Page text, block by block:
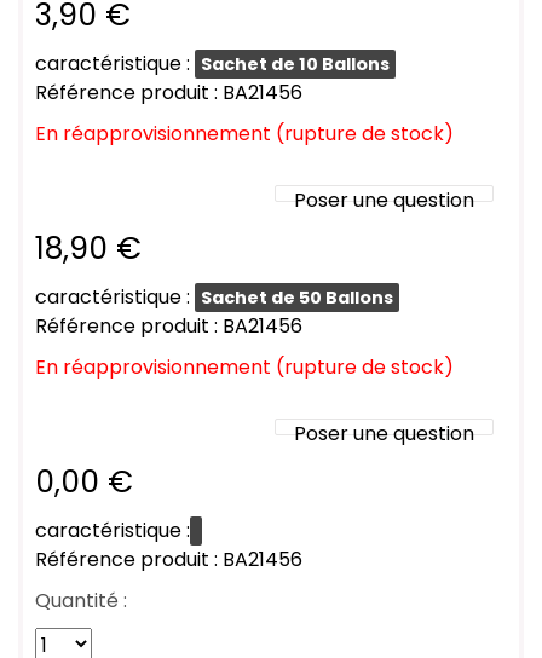
3,90 €
caractéristique : Sachet de 10 Ballons
Référence produit : BA21456
En réapprovisionnement (rupture de stock)
Poser une question
18,90 €
caractéristique : Sachet de 50 Ballons
Référence produit : BA21456
En réapprovisionnement (rupture de stock)
Poser une question
0,00 €
caractéristique :
Référence produit : BA21456
Quantité :